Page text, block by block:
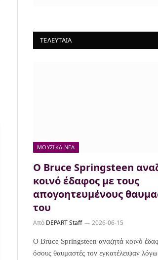
ΤΕΛΕΥΤΑΙΑ
ΜΟΥΣΙΚΆ ΝΈΑ
Ο Bruce Springsteen
κοινό έδαφος με τους
απογοητευμένους
του
Από DEPART Staff 2026-06-15
Ο Bruce Springsteen αναζητά κοινό
όσους θαυμαστές τον εγκατέλειψαν